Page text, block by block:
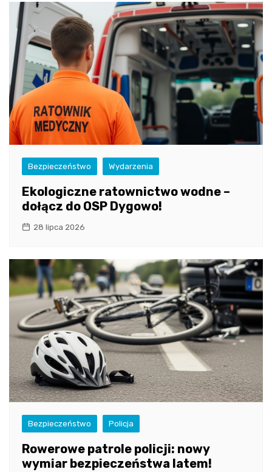
Bezpieczeństwo Wydarzenia
Ekologiczne ratownictwo wodne –
dołącz do OSP Dygowo!
28 lipca 2026
Bezpieczeństwo Policja
Rowerowe patrole policji: nowy
wymiar bezpieczeństwa latem!